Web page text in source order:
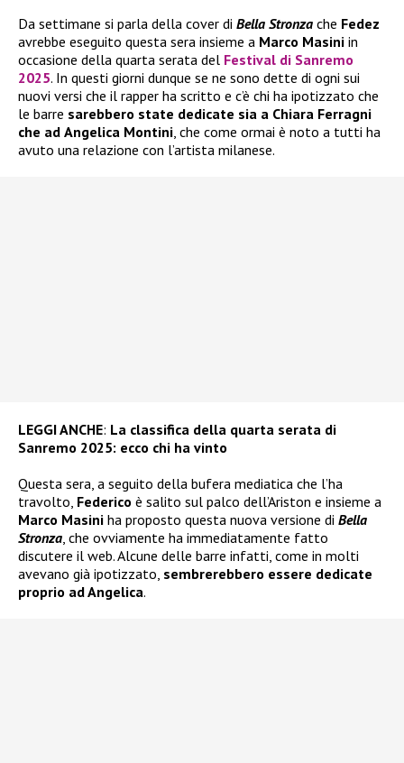
Da settimane si parla della cover di Bella Stronza che Fedez
avrebbe eseguito questa sera insieme a Marco Masini in
occasione della quarta serata del Festival di Sanremo
2025. In questi giorni dunque se ne sono dette di ogni sui
nuovi versi che il rapper ha scritto e c’è chi ha ipotizzato che
le barre sarebbero state dedicate sia a Chiara Ferragni
che ad Angelica Montini, che come ormai è noto a tutti ha
avuto una relazione con l’artista milanese.
LEGGI ANCHE: La classifica della quarta serata di
Sanremo 2025: ecco chi ha vinto
Questa sera, a seguito della bufera mediatica che l’ha
travolto, Federico è salito sul palco dell’Ariston e insieme a
Marco Masini ha proposto questa nuova versione di Bella
Stronza, che ovviamente ha immediatamente fatto
discutere il web. Alcune delle barre infatti, come in molti
avevano già ipotizzato, sembrerebbero essere dedicate
proprio ad Angelica.